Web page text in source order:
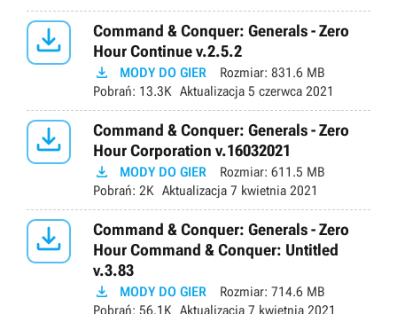

Command & Conquer: Generals - Zero
Hour Continue v.2.5.2
 MODY DO GIER Rozmiar: 831.6 MB
Pobrań: 13.3K Aktualizacja 5 czerwca 2021

Command & Conquer: Generals - Zero
Hour Corporation v.16032021
 MODY DO GIER Rozmiar: 611.5 MB
Pobrań: 2K Aktualizacja 7 kwietnia 2021

Command & Conquer: Generals - Zero
Hour Command & Conquer: Untitled
v.3.83
 MODY DO GIER Rozmiar: 714.6 MB
Pobrań: 56.1K Aktualizacja 7 kwietnia 2021